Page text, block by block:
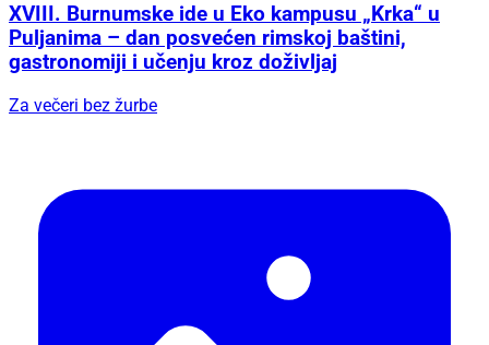
XVIII. Burnumske ide u Eko kampusu „Krka“ u
Puljanima – dan posvećen rimskoj baštini,
gastronomiji i učenju kroz doživljaj
Za večeri bez žurbe